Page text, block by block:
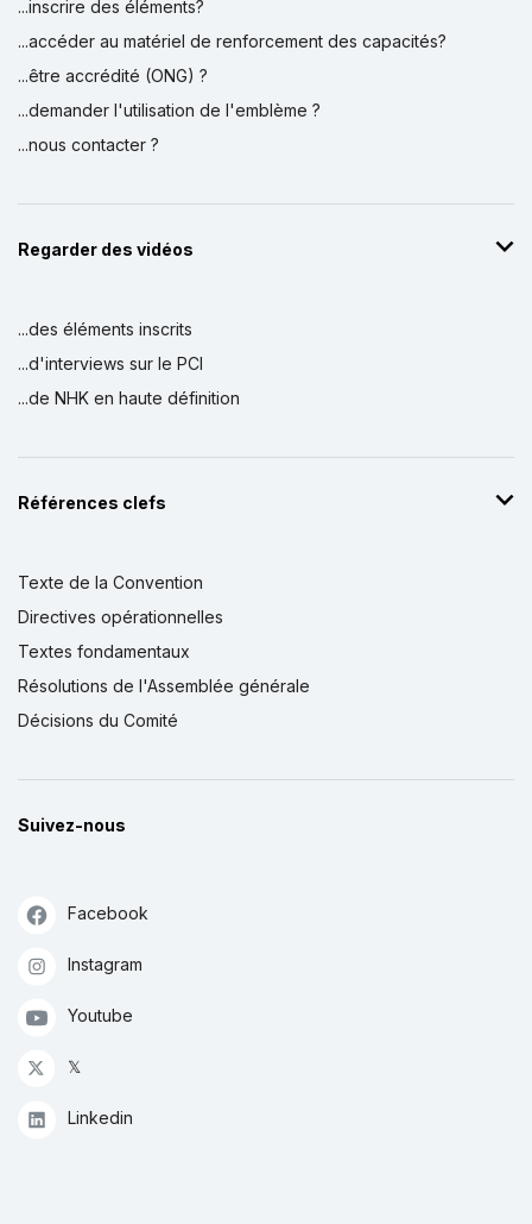
...inscrire des éléments?
...accéder au matériel de renforcement des capacités?
...être accrédité (ONG) ?
...demander l'utilisation de l'emblème ?
...nous contacter ?
Regarder des vidéos
...des éléments inscrits
...d'interviews sur le PCI
...de NHK en haute définition
Références clefs
Texte de la Convention
Directives opérationnelles
Textes fondamentaux
Résolutions de l'Assemblée générale
Décisions du Comité
Suivez-nous
Facebook
Instagram
Youtube
𝕏
Linkedin